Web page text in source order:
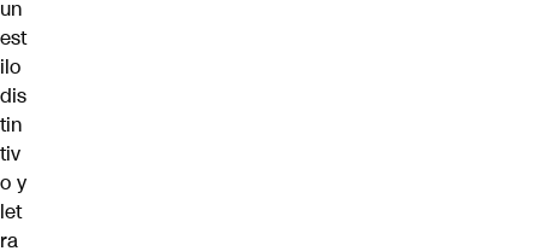
un
est
ilo
dis
tin
tiv
o y
let
ra